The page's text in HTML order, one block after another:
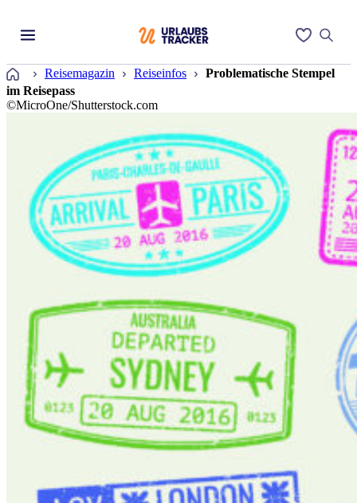
Startseite
Reisemagazin Reiseinfos
Problematische Stempel
im Reisepass
©MicroOne/Shutterstock.com